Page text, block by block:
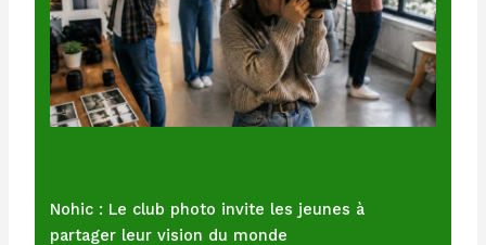
Nohic : Le club photo invite les jeunes à
partager leur vision du monde